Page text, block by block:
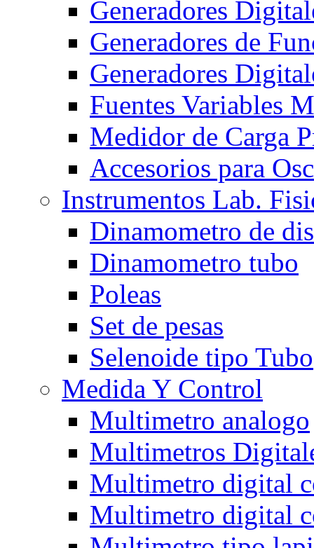
Generadores
Generadores de
Generadores
Fuentes Variables
Medidor de Carga
Accesorios para
Instrumentos Lab.
Dinamometro de
Dinamometro tubo
Poleas
Set de pesas
Selenoide tipo Tubo
Medida Y Control
Multimetro analogo
Multimetros
Multimetro digital
Multimetro digital